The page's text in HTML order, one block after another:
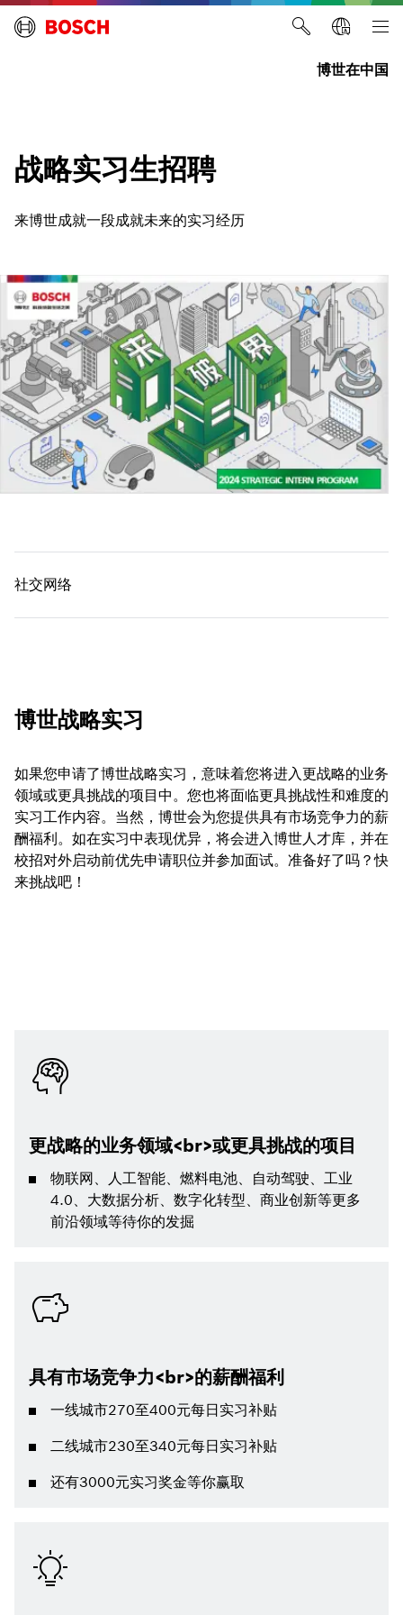
博世在中国
战略实习生招聘
来博世成就一段成就未来的实习经历
社交网络
博世战略实习
如果您申请了博世战略实习，意味着您将进入更战略的业务
领域或更具挑战的项目中。您也将面临更具挑战性和难度的
实习工作内容。当然，博世会为您提供具有市场竞争力的薪
酬福利。如在实习中表现优异，将会进入博世人才库，并在
校招对外启动前优先申请职位并参加面试。准备好了吗？快
来挑战吧！
更战略的业务领域<br>或更具挑战的项目
物联网、人工智能、燃料电池、自动驾驶、工业
4.0、大数据分析、数字化转型、商业创新等更多
前沿领域等待你的发掘
具有市场竞争力<br>的薪酬福利
一线城市270至400元每日实习补贴
二线城市230至340元每日实习补贴
还有3000元实习奖金等你赢取